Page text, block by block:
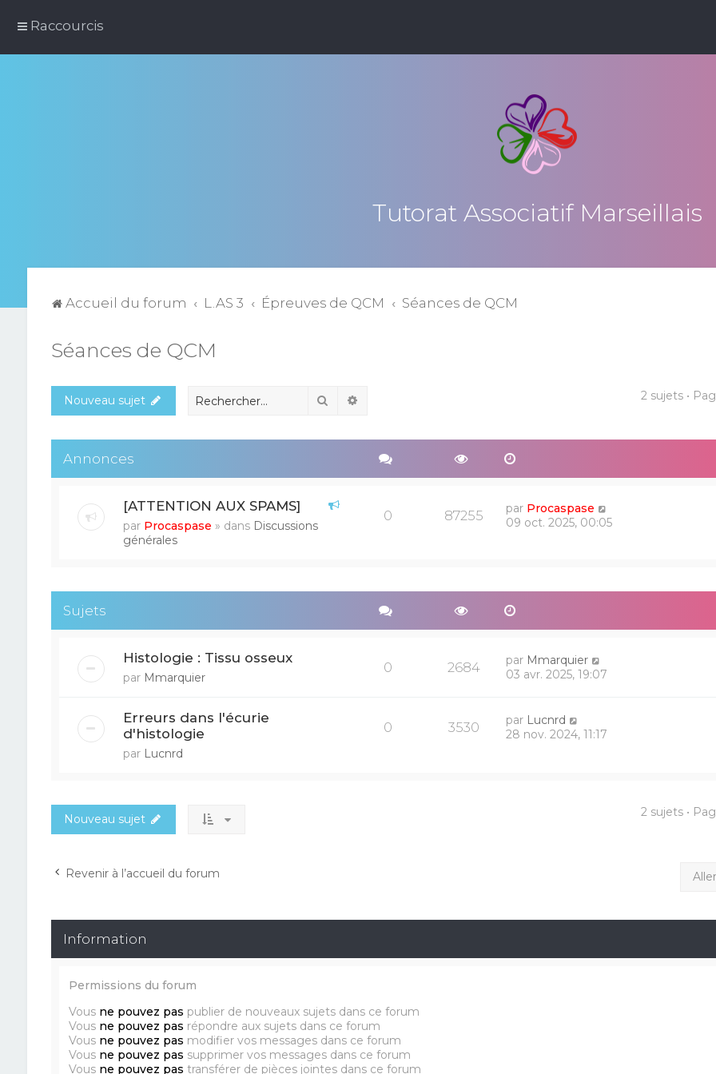
Raccourcis
Tutorat Associatif Marseillais
Accueil du forum L.AS 3 Épreuves de QCM Séances de QCM
Séances de QCM
Nouveau sujet Rechercher 2 sujets •
Annonces
[ATTENTION AUX SPAMS]
par Procaspase » dans Discussions
générales
0 87255 par Procaspase
09 oct. 2025, 00:05
Sujets
Histologie : Tissu osseux
par Mmarquier
0 2684 par Mmarquier
03 avr. 2025, 19:07
Erreurs dans l'écurie
d'histologie
par Lucnrd
0 3530 par Lucnrd
28 nov. 2024, 11:17
Nouveau sujet 2 sujets •
Revenir à l’accueil du forum Aller
Information
Permissions du forum
Vous ne pouvez pas publier de nouveaux sujets dans ce forum
Vous ne pouvez pas répondre aux sujets dans ce forum
Vous ne pouvez pas modifier vos messages dans ce forum
Vous ne pouvez pas supprimer vos messages dans ce forum
Vous ne pouvez pas transférer de pièces jointes dans ce forum